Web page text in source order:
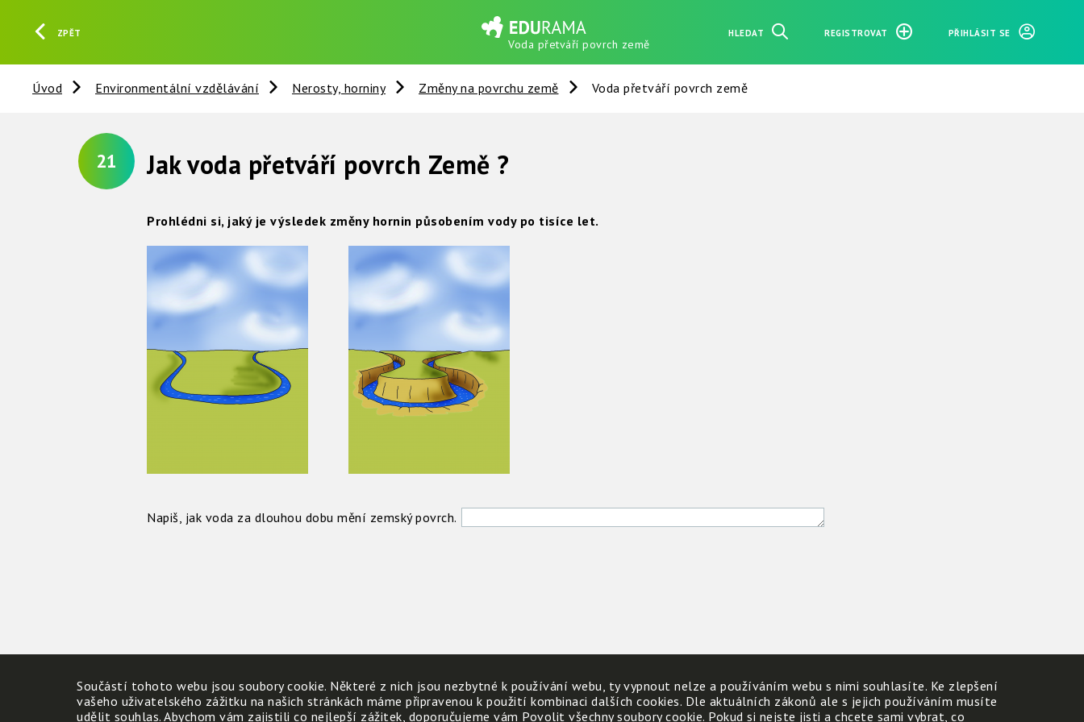
ZPĚT
Voda přetváří povrch země
HLEDAT REGISTROVAT PŘIHLÁSIT SE
Úvod Environmentální vzdělávání Nerosty, horniny Změny na povrchu země Voda přetváří povrch země
21 Jak voda přetváří povrch Země ?
Prohlédni si, jaký je výsledek změny hornin působením vody po tisíce let.
Napiš, jak voda za dlouhou dobu mění zemský povrch.
Součástí tohoto webu jsou soubory cookie. Některé z nich jsou nezbytné k používání webu, ty vypnout nelze a používáním webu s nimi souhlasíte. Ke zlepšení
vašeho uživatelského zážitku na našich stránkách máme připravenou k použití kombinaci dalších cookies. Dle aktuálních zákonů ale s jejich používáním musíte
udělit souhlas. Abychom vám zajistili co nejlepší zážitek, doporučujeme vám Povolit všechny soubory cookie. Pokud si nejste jisti a chcete sami vybrat, co